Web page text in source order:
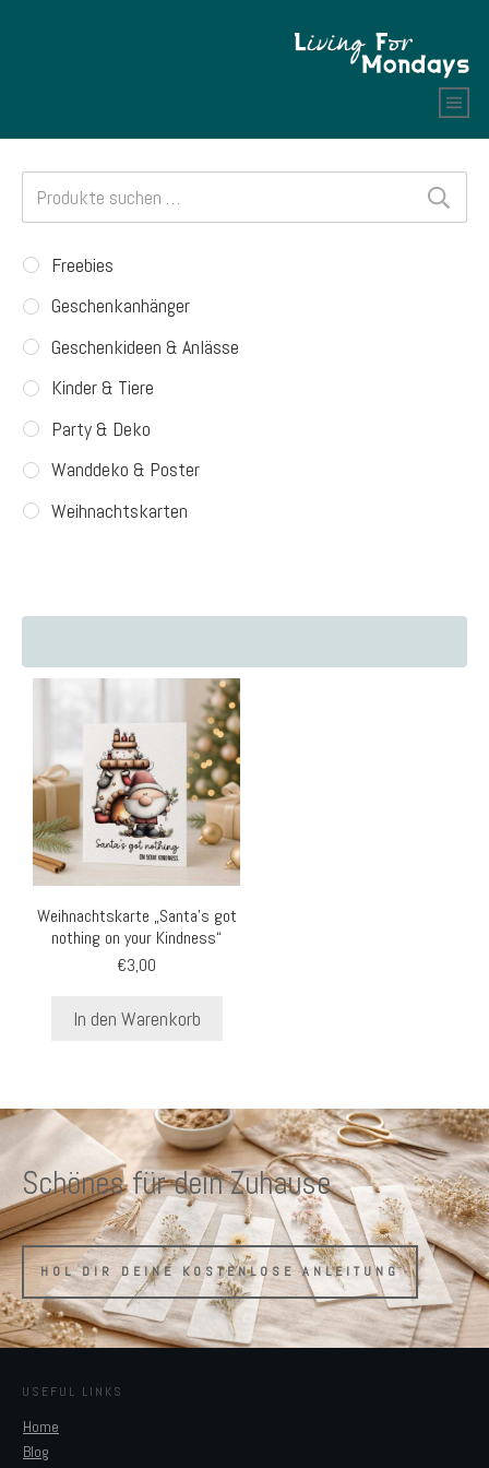
Weihnachtskarte „Santa’s got
nothing on your Kindness“
€3,00
In den Warenkorb
Suchen
nach:
Freebies
Geschenkanhänger
Geschenkideen & Anlässe
Kinder & Tiere
Party & Deko
Wanddeko & Poster
Weihnachtskarten
Schönes für dein Zuhause
HOL DIR DEINE KOSTENLOSE ANLEITUNG
USEFUL LINKS
Home
Blog